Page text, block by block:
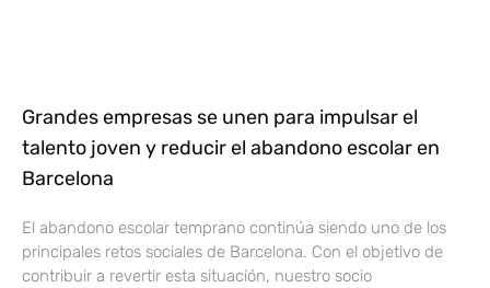
Grandes empresas se unen para impulsar el
talento joven y reducir el abandono escolar en
Barcelona
El abandono escolar temprano continúa siendo uno de los
principales retos sociales de Barcelona. Con el objetivo de
contribuir a revertir esta situación, nuestro socio